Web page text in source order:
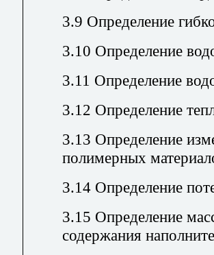
3.9 Определение
3.10 Определение
3.11 Определение
3.12 Определение
3.13 Определение
полимерных
3.14 Определение
3.15 Определение
содержания